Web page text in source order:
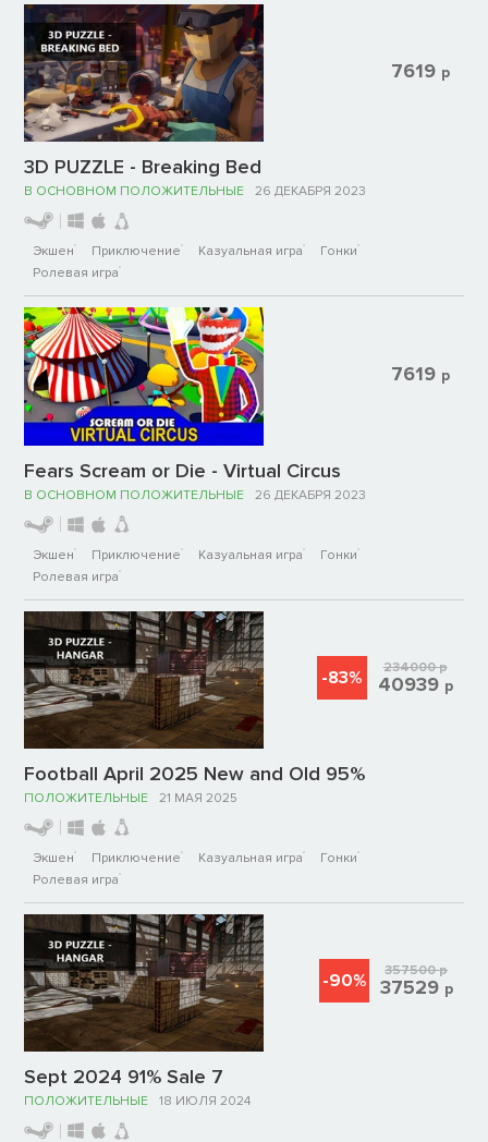
3D PUZZLE - Breaking Bed
В ОСНОВНОМ ПОЛОЖИТЕЛЬНЫЕ 26 ДЕКАБРЯ 2023
Экшен Приключение Казуальная игра
Гонки
Ролевая игра
7619 р
Fears Scream or Die - Virtual Circus
В ОСНОВНОМ ПОЛОЖИТЕЛЬНЫЕ 26 ДЕКАБРЯ 2023
Экшен Приключение Казуальная игра
Гонки
Ролевая игра
7619 р
Football April 2025 New and Old 95%
ПОЛОЖИТЕЛЬНЫЕ 21 МАЯ 2025
Экшен Приключение Казуальная игра
Гонки
Ролевая игра
-83% 234000р
40939 р
Sept 2024 91% Sale 7
ПОЛОЖИТЕЛЬНЫЕ 18 ИЮЛЯ 2024
-90% 357500р
37529 р